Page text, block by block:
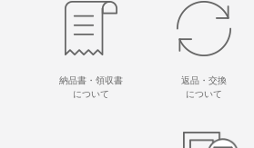
納品書・領収書
について
返品・交換
について